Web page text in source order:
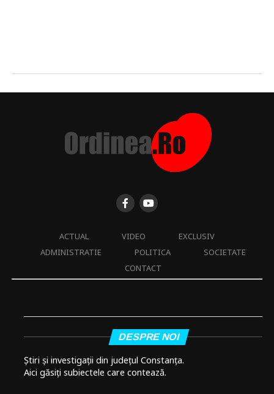
ACTUAL VIDEO
EXCLUSIV
ADMINISTRATIE
POLITICA
SOCIETATE
CONTACT
DESPRE NOI
Știri și investigații din județul Constanța.
Aici găsiți subiectele care contează.